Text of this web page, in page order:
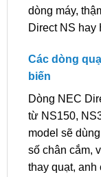
dòng máy,
Direct NS hay
Các dòng
biến
Dòng NEC
từ NS150,
model sẽ
số chân cắm,
thay quạt, anh